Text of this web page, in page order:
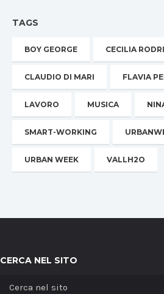
TAGS
BOY GEORGE CECILIA
CLAUDIO DI MARI FLAVIA
LAVORO MUSICA
SMART-WORKING
URBAN WEEK VALLH2O
CERCA NEL SITO